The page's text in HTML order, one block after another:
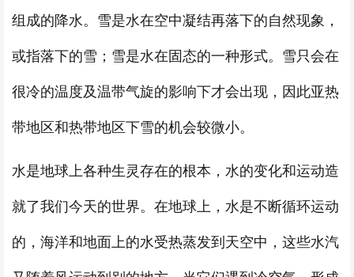
组成的降水。雪是水在空中凝结再落下的自然现象，
或指落下的雪；雪是水在固态的一种形式。雪只会在
很冷的温度及温带气旋的影响下才会出现，因此亚热
带地区和热带地区下雪的机会较微小。
水是地球上各种生灵存在的根本，水的变化和运动造
就了我们今天的世界。在地球上，水是不断循环运动
的，海洋和地面上的水受热蒸发到天空中，这些水汽